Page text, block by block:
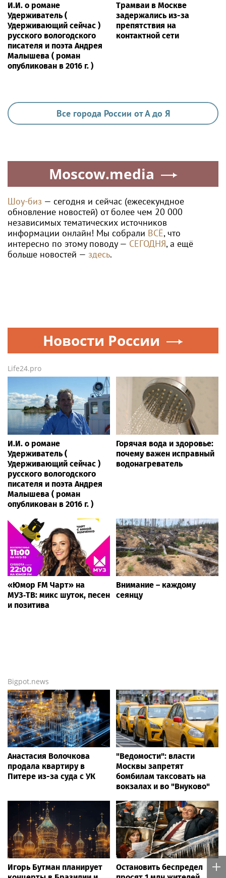
И.И. о романе
Удерживатель (
Удерживающий сейчас )
русского вологодского
писателя и поэта Андрея
Малышева ( роман
опубликован в 2016 г. )
Трамваи в Москве
задержались из-за
препятствия на
контактной сети
Все города России от А до Я
Moscow.media
Шоу-биз — сегодня и сейчас (ежесекундное
обновление новостей) от более чем 20 000
независимых тематических источников
информации онлайн! Мы собрали ВСЁ, что
интересно по этому поводу — СЕГОДНЯ, а ещё
больше новостей — здесь.
Новости России
Life24.pro
И.И. о романе
Удерживатель (
Удерживающий сейчас )
русского вологодского
писателя и поэта Андрея
Малышева ( роман
опубликован в 2016 г. )
Горячая вода и здоровье:
почему важен исправный
водонагреватель
«Юмор FM Чарт» на
МУЗ‑ТВ: микс шуток, песен
и позитива
Внимание – каждому
сеянцу
Bigpot.news
Анастасия Волочкова
продала квартиру в
Питере из-за суда с УК
"Ведомости": власти
Москвы запретят
бомбилам таксовать на
вокзалах и во "Внуково"
Игорь Бутман планирует
Остановить беспредел